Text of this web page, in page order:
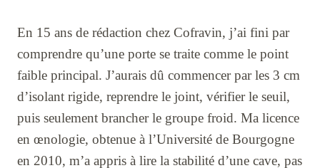
En 15 ans de rédaction chez Cofravin, j’ai fini par
comprendre qu’une porte se traite comme le point
faible principal. J’aurais dû commencer par les 3 cm
d’isolant rigide, reprendre le joint, vérifier le seuil,
puis seulement brancher le groupe froid. Ma licence
en œnologie, obtenue à l’Université de Bourgogne
en 2010, m’a appris à lire la stabilité d’une cave, pas